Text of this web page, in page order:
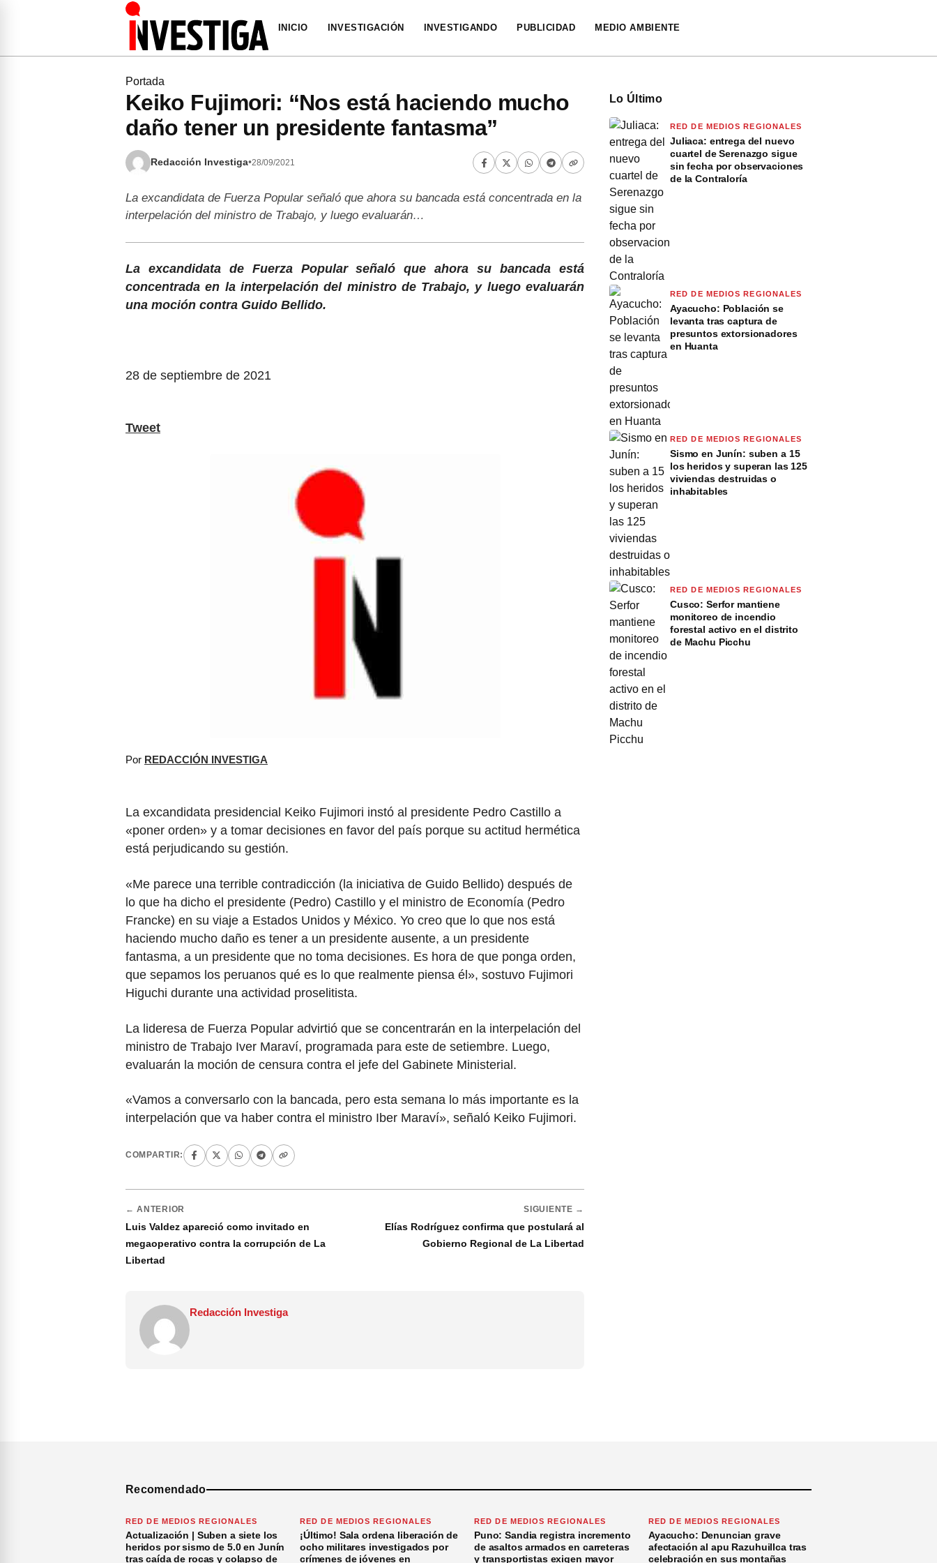
INICIO INVESTIGACIÓN INVESTIGANDO PUBLICIDAD MEDIO AMBIENTE
Portada
Keiko Fujimori: “Nos está haciendo mucho
daño tener un presidente fantasma”
Redacción Investiga•28/09/2021
La excandidata de Fuerza Popular señaló que ahora su bancada está concentrada en la
interpelación del ministro de Trabajo, y luego evaluarán…
La excandidata de Fuerza Popular señaló que ahora su bancada está
concentrada en la interpelación del ministro de Trabajo, y luego evaluarán
una moción contra Guido Bellido.
28 de septiembre de 2021
Tweet
Por REDACCIÓN INVESTIGA
La excandidata presidencial Keiko Fujimori instó al presidente Pedro Castillo a
«poner orden» y a tomar decisiones en favor del país porque su actitud hermética
está perjudicando su gestión.
«Me parece una terrible contradicción (la iniciativa de Guido Bellido) después de
lo que ha dicho el presidente (Pedro) Castillo y el ministro de Economía (Pedro
Francke) en su viaje a Estados Unidos y México. Yo creo que lo que nos está
haciendo mucho daño es tener a un presidente ausente, a un presidente
fantasma, a un presidente que no toma decisiones. Es hora de que ponga orden,
que sepamos los peruanos qué es lo que realmente piensa él», sostuvo Fujimori
Higuchi durante una actividad proselitista.
La lideresa de Fuerza Popular advirtió que se concentrarán en la interpelación del
ministro de Trabajo Iver Maraví, programada para este de setiembre. Luego,
evaluarán la moción de censura contra el jefe del Gabinete Ministerial.
«Vamos a conversarlo con la bancada, pero esta semana lo más importante es la
interpelación que va haber contra el ministro Iber Maraví», señaló Keiko Fujimori.
COMPARTIR:
← ANTERIOR
Luis Valdez apareció como invitado en
megaoperativo contra la corrupción de La
Libertad
SIGUIENTE →
Elías Rodríguez confirma que postulará al
Gobierno Regional de La Libertad
Redacción Investiga
Lo Último
RED DE MEDIOS REGIONALES
Juliaca: entrega del nuevo
cuartel de Serenazgo sigue
sin fecha por observaciones
de la Contraloría
RED DE MEDIOS REGIONALES
Ayacucho: Población se
levanta tras captura de
presuntos extorsionadores
en Huanta
RED DE MEDIOS REGIONALES
Sismo en Junín: suben a 15
los heridos y superan las 125
viviendas destruidas o
inhabitables
RED DE MEDIOS REGIONALES
Cusco: Serfor mantiene
monitoreo de incendio
forestal activo en el distrito
de Machu Picchu
Recomendado
RED DE MEDIOS REGIONALES
Actualización | Suben a siete los
heridos por sismo de 5.0 en Junín
tras caída de rocas y colapso de
RED DE MEDIOS REGIONALES
¡Último! Sala ordena liberación de
ocho militares investigados por
crímenes de jóvenes en
RED DE MEDIOS REGIONALES
Puno: Sandia registra incremento
de asaltos armados en carreteras
y transportistas exigen mayor
RED DE MEDIOS REGIONALES
Ayacucho: Denuncian grave
afectación al apu Razuhuillca tras
celebración en sus montañas